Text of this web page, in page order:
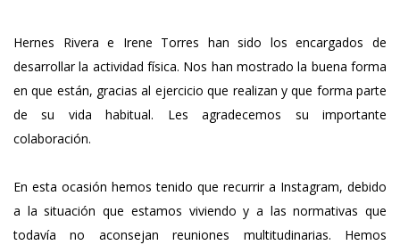
Hernes Rivera e Irene Torres han sido los encargados de
desarrollar la actividad física. Nos han mostrado la buena forma
en que están, gracias al ejercicio que realizan y que forma parte
de su vida habitual. Les agradecemos su importante
colaboración.
En esta ocasión hemos tenido que recurrir a Instagram, debido
a la situación que estamos viviendo y a las normativas que
todavía no aconsejan reuniones multitudinarias. Hemos